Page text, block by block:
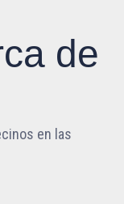
de
en las